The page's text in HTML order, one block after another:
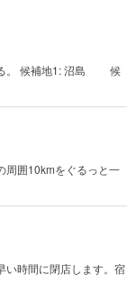
る。 候補地1: 沼島 候
周囲10kmをぐるっと一
い時間に閉店します。宿